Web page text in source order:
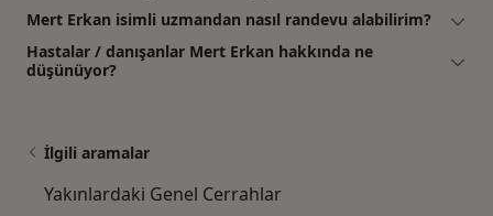
Mert Erkan isimli uzmandan nasıl randevu alabilirim?
Hastalar / danışanlar Mert Erkan hakkında ne
düşünüyor?
İlgili aramalar
Yakınlardaki Genel Cerrahlar